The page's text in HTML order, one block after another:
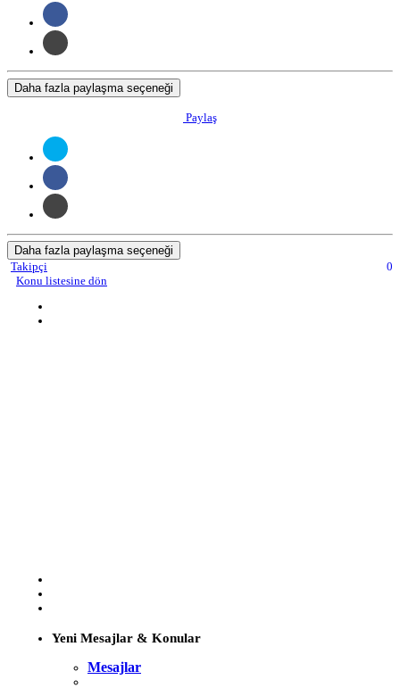
Daha fazla paylaşma seçeneği
Paylaş
Daha fazla paylaşma seçeneği
Takipçi
0
Konu listesine dön
Yeni Mesajlar & Konular
Mesajlar